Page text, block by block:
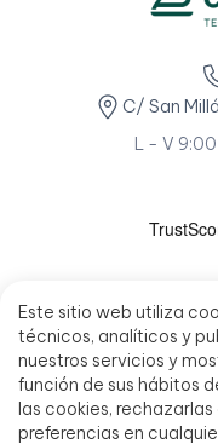
Este sitio web utiliza
técnicos, analíticos y
nuestros servicios y
función de sus hábitos
las cookies,
preferencias en
C/ San
L - V